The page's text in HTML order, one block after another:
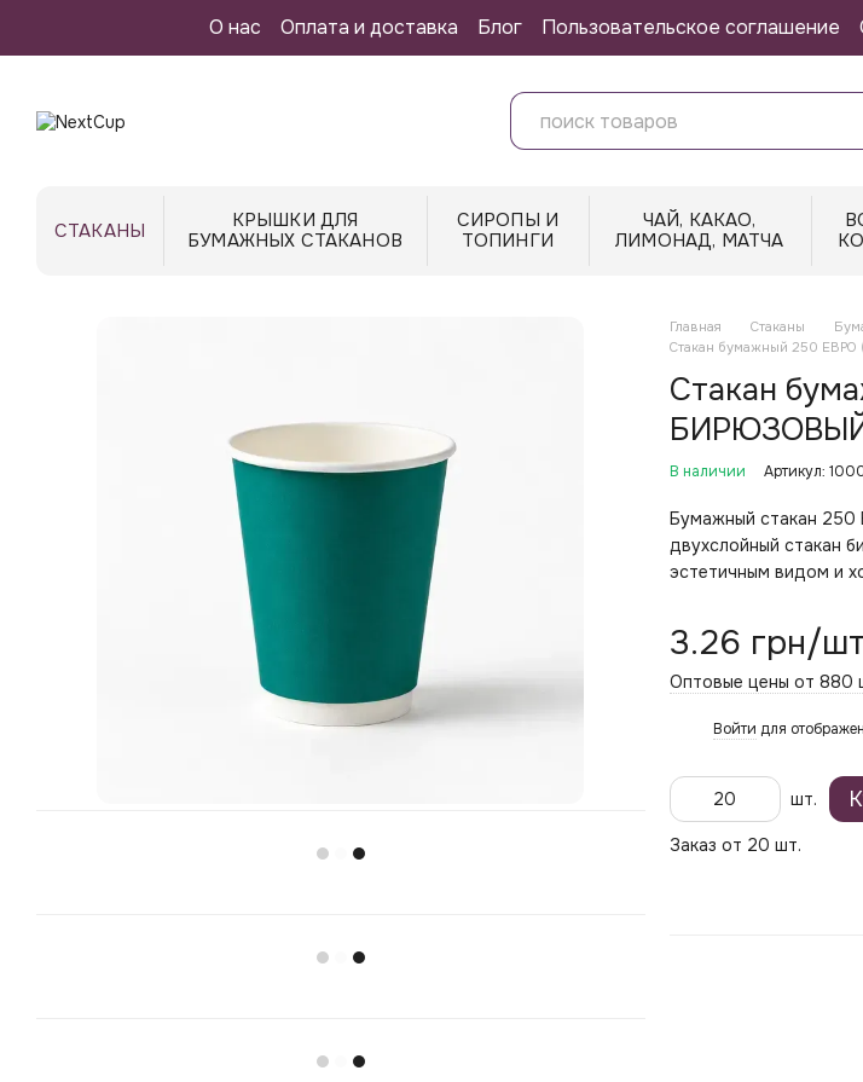
Перейти к основному контенту
О нас Оплата и доставка Блог Пользовательское соглашение
СТАКАНЫ
КРЫШКИ ДЛЯ
БУМАЖНЫХ СТАКАНОВ
СИРОПЫ И
ТОПИНГИ
ЧАЙ, КАКАО,
ЛИМОНАД, МАТЧА
Главная Стаканы
Стакан бумажный 250
Стакан
В наличии Артикул:
Бумажный стакан
двухслойный стакан
эстетичным видом и
3.26 грн/
Оптовые цены от 880
Войти для
шт.
Заказ от 20 шт.